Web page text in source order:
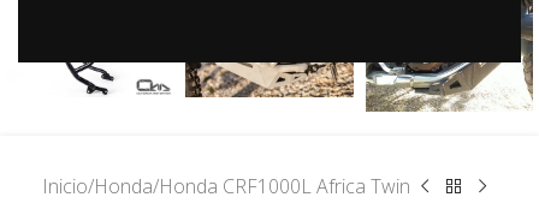
Inicio/Honda/Honda CRF1000L Africa Twin